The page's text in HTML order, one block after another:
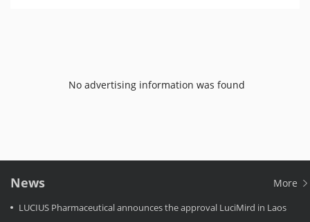
No advertising information was found
News More
LUCIUS Pharmaceutical announces the approval LuciMird in Laos